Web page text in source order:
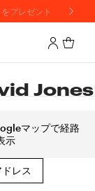
プレゼント
Jones
マップで経路
示
ドレス